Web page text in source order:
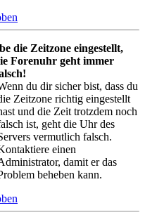
die Zeitzone eingestellt,
Forenuhr geht immer
du dir sicher bist, dass du
Zeitzone richtig eingestellt
und die Zeit trotzdem noch
ist, geht die Uhr des
vermutlich falsch.
einen
damit er das
beheben kann.